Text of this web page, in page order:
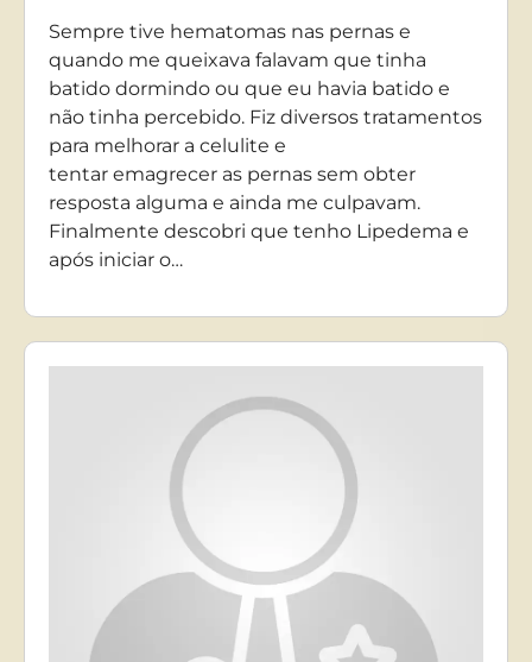
Sempre tive hematomas nas pernas e
quando me queixava falavam que tinha
batido dormindo ou que eu havia batido e
não tinha percebido. Fiz diversos tratamentos
para melhorar a celulite e
tentar emagrecer as pernas sem obter
resposta alguma e ainda me culpavam.
Finalmente descobri que tenho Lipedema e
após iniciar o…